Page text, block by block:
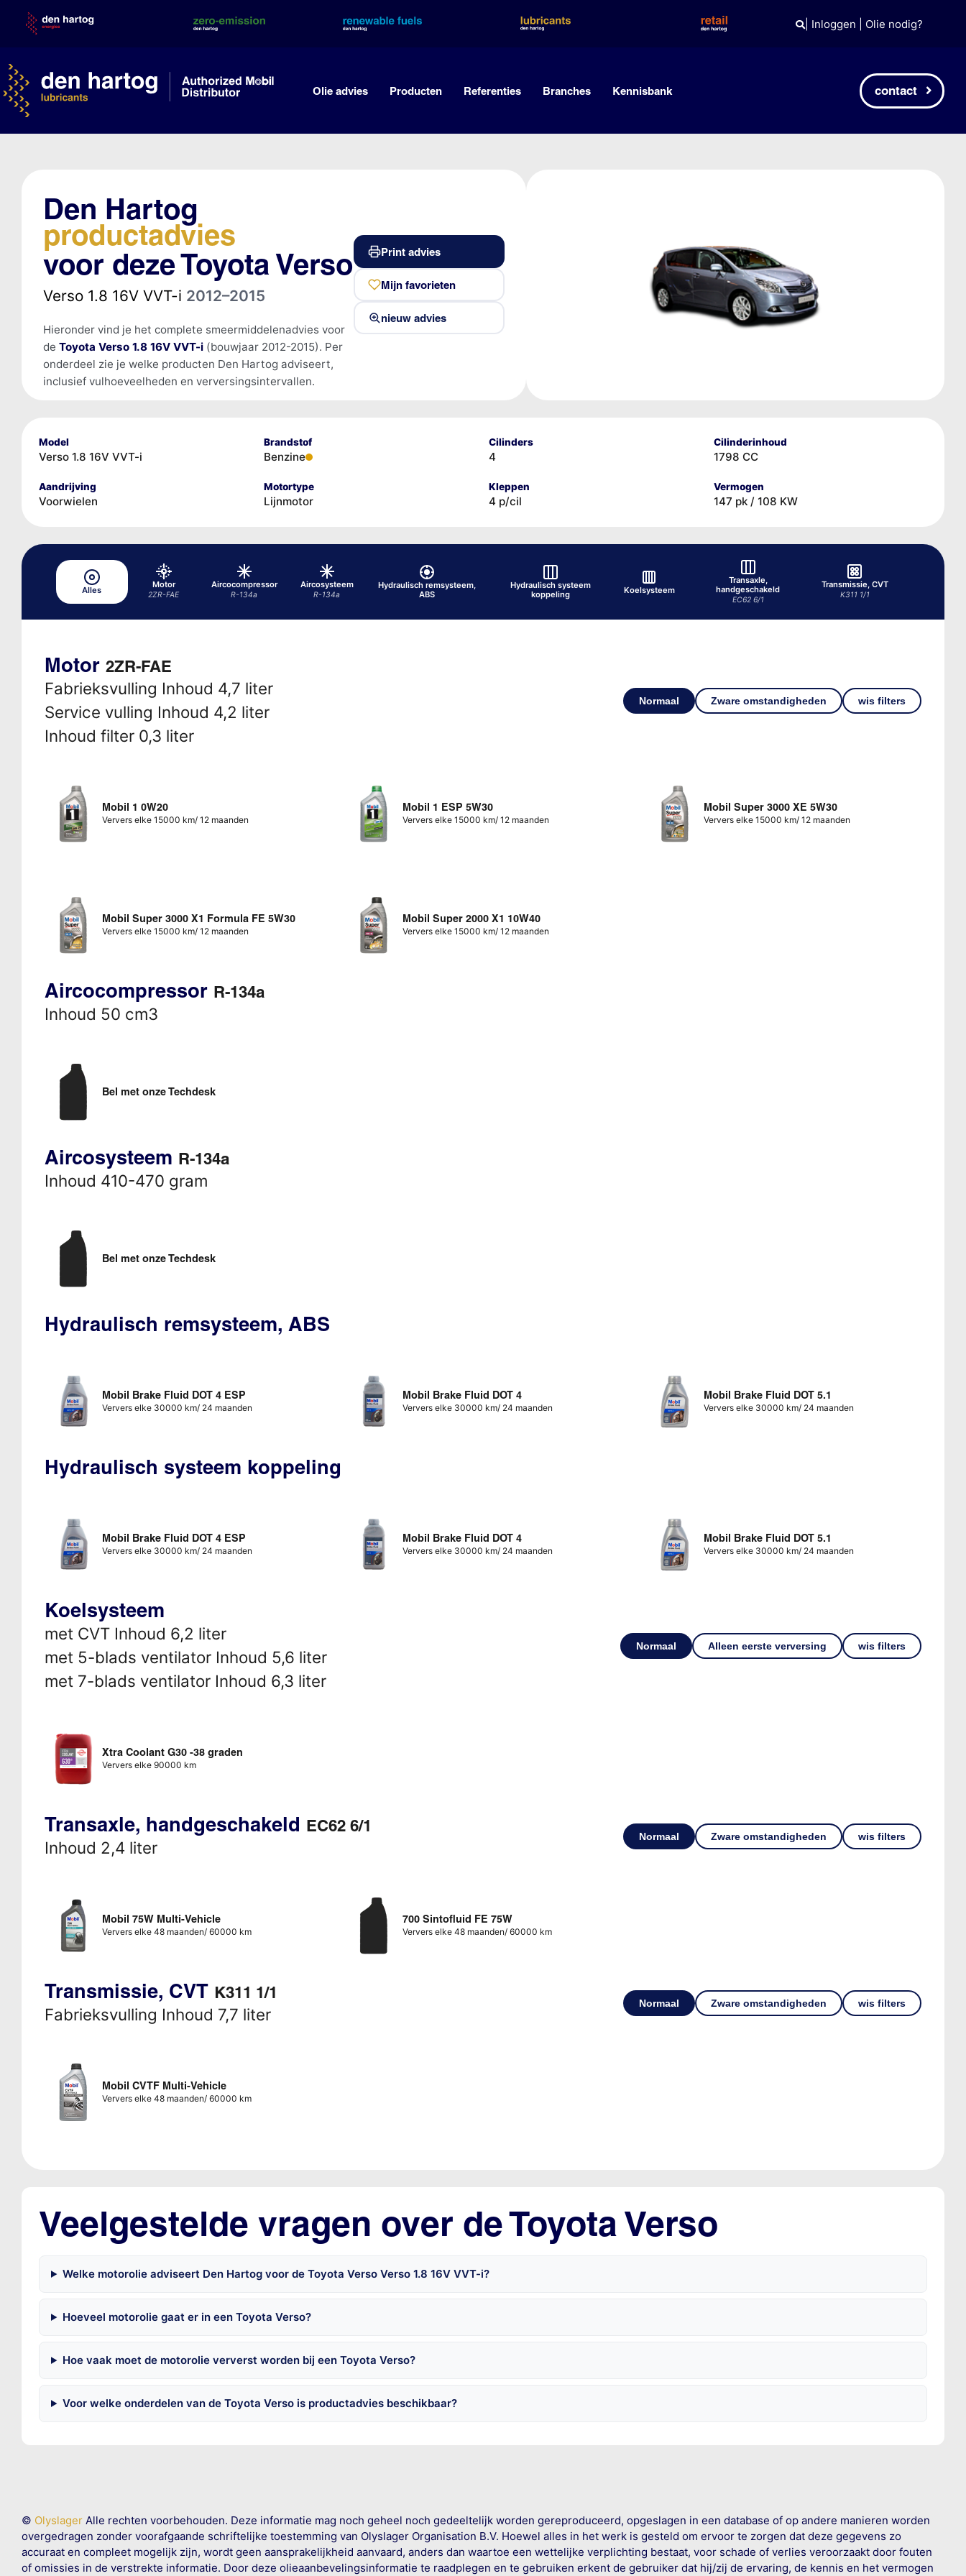
content
| Inloggen Olie nodig?
Olie advies Producten Referenties Branches Kennisbank contact
Den Hartog
productadvies
voor deze Toyota Verso
Verso 1.8 16V VVT-i 2012–2015
Hieronder vind je het complete smeermiddelenadvies voor
de Toyota Verso 1.8 16V VVT-i(bouwjaar 2012-2015). Per
onderdeel zie je welke producten Den Hartog adviseert,
inclusief vulhoeveelheden en verversingsintervallen.
Print advies
Mijn favorieten
nieuw advies
Model
Verso 1.8 16V VVT-i
Brandstof
Benzine
Cilinders
4
Cilinderinhoud
1798 CC
Aandrijving
Voorwielen
Motortype
Lijnmotor
Kleppen
4 p/cil
Vermogen
147 pk / 108 KW
Alles
Motor
2ZR-FAE
Aircocompressor
R-134a
Aircosysteem
R-134a
Hydraulisch remsysteem,
ABS
Hydraulisch systeem
koppeling
Koelsysteem
Transaxle,
handgeschakeld
EC62 6/1
Transmissie, CVT
K311 1/1
Motor 2ZR-FAE
Fabrieksvulling Inhoud 4,7 liter
Service vulling Inhoud 4,2 liter
Inhoud filter 0,3 liter
Normaal Zware omstandigheden wis filters
Mobil 1 0W20
Ververs elke 15000 km/ 12 maanden
Mobil 1 ESP 5W30
Ververs elke 15000 km/ 12 maanden
Mobil Super 3000 XE 5W30
Ververs elke 15000 km/ 12 maanden
Mobil Super 3000 X1 Formula FE 5W30
Ververs elke 15000 km/ 12 maanden
Mobil Super 2000 X1 10W40
Ververs elke 15000 km/ 12 maanden
Aircocompressor R-134a
Inhoud 50 cm3
Bel met onze Techdesk
Aircosysteem R-134a
Inhoud 410-470 gram
Bel met onze Techdesk
Hydraulisch remsysteem, ABS
Mobil Brake Fluid DOT 4 ESP
Ververs elke 30000 km/ 24 maanden
Mobil Brake Fluid DOT 4
Ververs elke 30000 km/ 24 maanden
Mobil Brake Fluid DOT 5.1
Ververs elke 30000 km/ 24 maanden
Hydraulisch systeem koppeling
Mobil Brake Fluid DOT 4 ESP
Ververs elke 30000 km/ 24 maanden
Mobil Brake Fluid DOT 4
Ververs elke 30000 km/ 24 maanden
Mobil Brake Fluid DOT 5.1
Ververs elke 30000 km/ 24 maanden
Koelsysteem
met CVT Inhoud 6,2 liter
met 5-blads ventilator Inhoud 5,6 liter
met 7-blads ventilator Inhoud 6,3 liter
Normaal Alleen eerste verversing wis filters
Xtra Coolant G30 -38 graden
Ververs elke 90000 km
Transaxle, handgeschakeld EC62 6/1
Inhoud 2,4 liter
Normaal Zware omstandigheden wis filters
Mobil 75W Multi-Vehicle
Ververs elke 48 maanden/ 60000 km
700 Sintofluid FE 75W
Ververs elke 48 maanden/ 60000 km
Transmissie, CVT K311 1/1
Fabrieksvulling Inhoud 7,7 liter
Normaal Zware omstandigheden wis filters
Mobil CVTF Multi-Vehicle
Ververs elke 48 maanden/ 60000 km
Veelgestelde vragen over de Toyota Verso
Welke motorolie adviseert Den Hartog voor de Toyota Verso Verso 1.8 16V VVT-i?
Hoeveel motorolie gaat er in een Toyota Verso?
Hoe vaak moet de motorolie ververst worden bij een Toyota Verso?
Voor welke onderdelen van de Toyota Verso is productadvies beschikbaar?
© OlyslagerAlle rechten voorbehouden. Deze informatie mag noch geheel noch gedeeltelijk worden gereproduceerd, opgeslagen in een database of op andere manieren worden
overgedragen zonder voorafgaande schriftelijke toestemming van Olyslager Organisation B.V. Hoewel alles in het werk is gesteld om ervoor te zorgen dat deze gegevens zo
accuraat en compleet mogelijk zijn, wordt geen aansprakelijkheid aanvaard, anders dan waartoe een wettelijke verplichting bestaat, voor schade of verlies veroorzaakt door fouten
of omissies in de verstrekte informatie. Door deze olieaanbevelingsinformatie te raadplegen en te gebruiken erkent de gebruiker dat hij/zij de ervaring, de kennis en het vermogen